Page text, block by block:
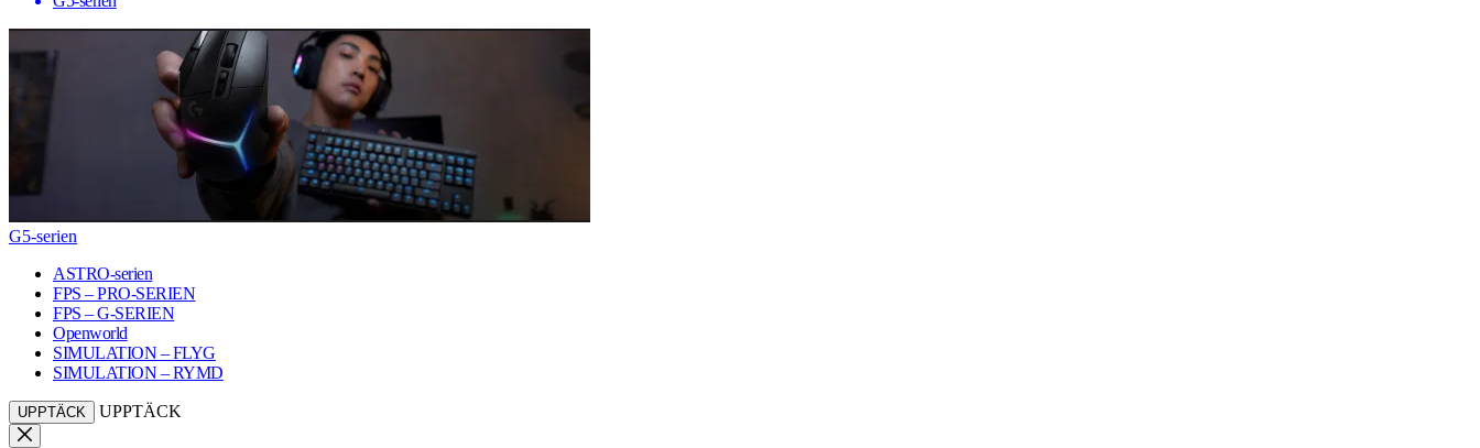
G5-serien
ASTRO-serien
FPS – PRO-SERIEN
FPS – G-SERIEN
Openworld
SIMULATION – FLYG
SIMULATION – RYMD
UPPTÄCK UPPTÄCK